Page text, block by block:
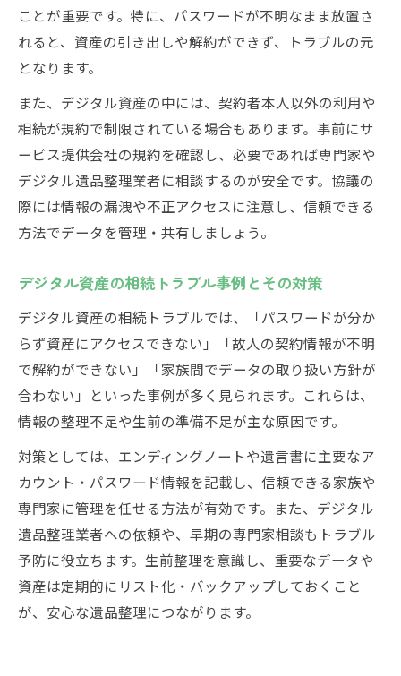
ことが重要です。特に、パスワードが不明なまま放置さ
れると、資産の引き出しや解約ができず、トラブルの元
となります。
また、デジタル資産の中には、契約者本人以外の利用や
相続が規約で制限されている場合もあります。事前にサ
ービス提供会社の規約を確認し、必要であれば専門家や
デジタル遺品整理業者に相談するのが安全です。協議の
際には情報の漏洩や不正アクセスに注意し、信頼できる
方法でデータを管理・共有しましょう。
デジタル資産の相続トラブル事例とその対策
デジタル資産の相続トラブルでは、「パスワードが分か
らず資産にアクセスできない」「故人の契約情報が不明
で解約ができない」「家族間でデータの取り扱い方針が
合わない」といった事例が多く見られます。これらは、
情報の整理不足や生前の準備不足が主な原因です。
対策としては、エンディングノートや遺言書に主要なア
カウント・パスワード情報を記載し、信頼できる家族や
専門家に管理を任せる方法が有効です。また、デジタル
遺品整理業者への依頼や、早期の専門家相談もトラブル
予防に役立ちます。生前整理を意識し、重要なデータや
資産は定期的にリスト化・バックアップしておくこと
が、安心な遺品整理につながります。